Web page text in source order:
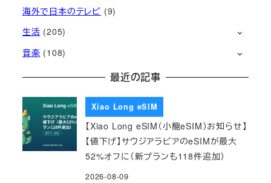
海外で日本のテレビ (9)
生活 (205)
音楽 (108)
最近の記事
Xiao Long eSIM
【Xiao Long eSIM（小龍eSIM）お知らせ】
【値下げ】サウジアラビアのeSIMが最大
52%オフに（新プランも118件追加）
2026-08-09